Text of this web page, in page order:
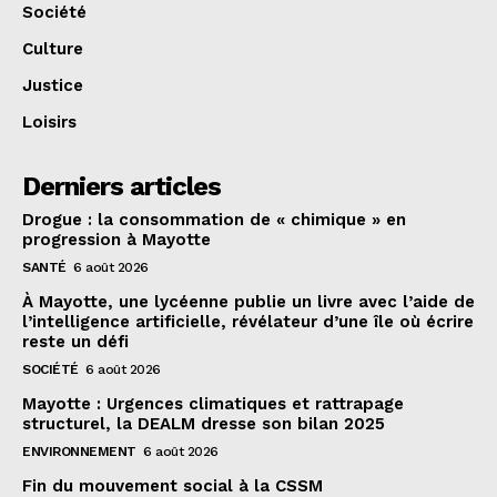
Société
Culture
Justice
Loisirs
Derniers articles
Drogue : la consommation de « chimique » en
progression à Mayotte
SANTÉ 6 août 2026
À Mayotte, une lycéenne publie un livre avec l’aide de
l’intelligence artificielle, révélateur d’une île où écrire
reste un défi
SOCIÉTÉ 6 août 2026
Mayotte : Urgences climatiques et rattrapage
structurel, la DEALM dresse son bilan 2025
ENVIRONNEMENT 6 août 2026
Fin du mouvement social à la CSSM